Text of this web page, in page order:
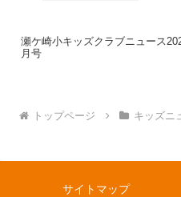
瀬ケ崎小キッズクラブニュース
月号
トップページ キッズニ
サイトマップ